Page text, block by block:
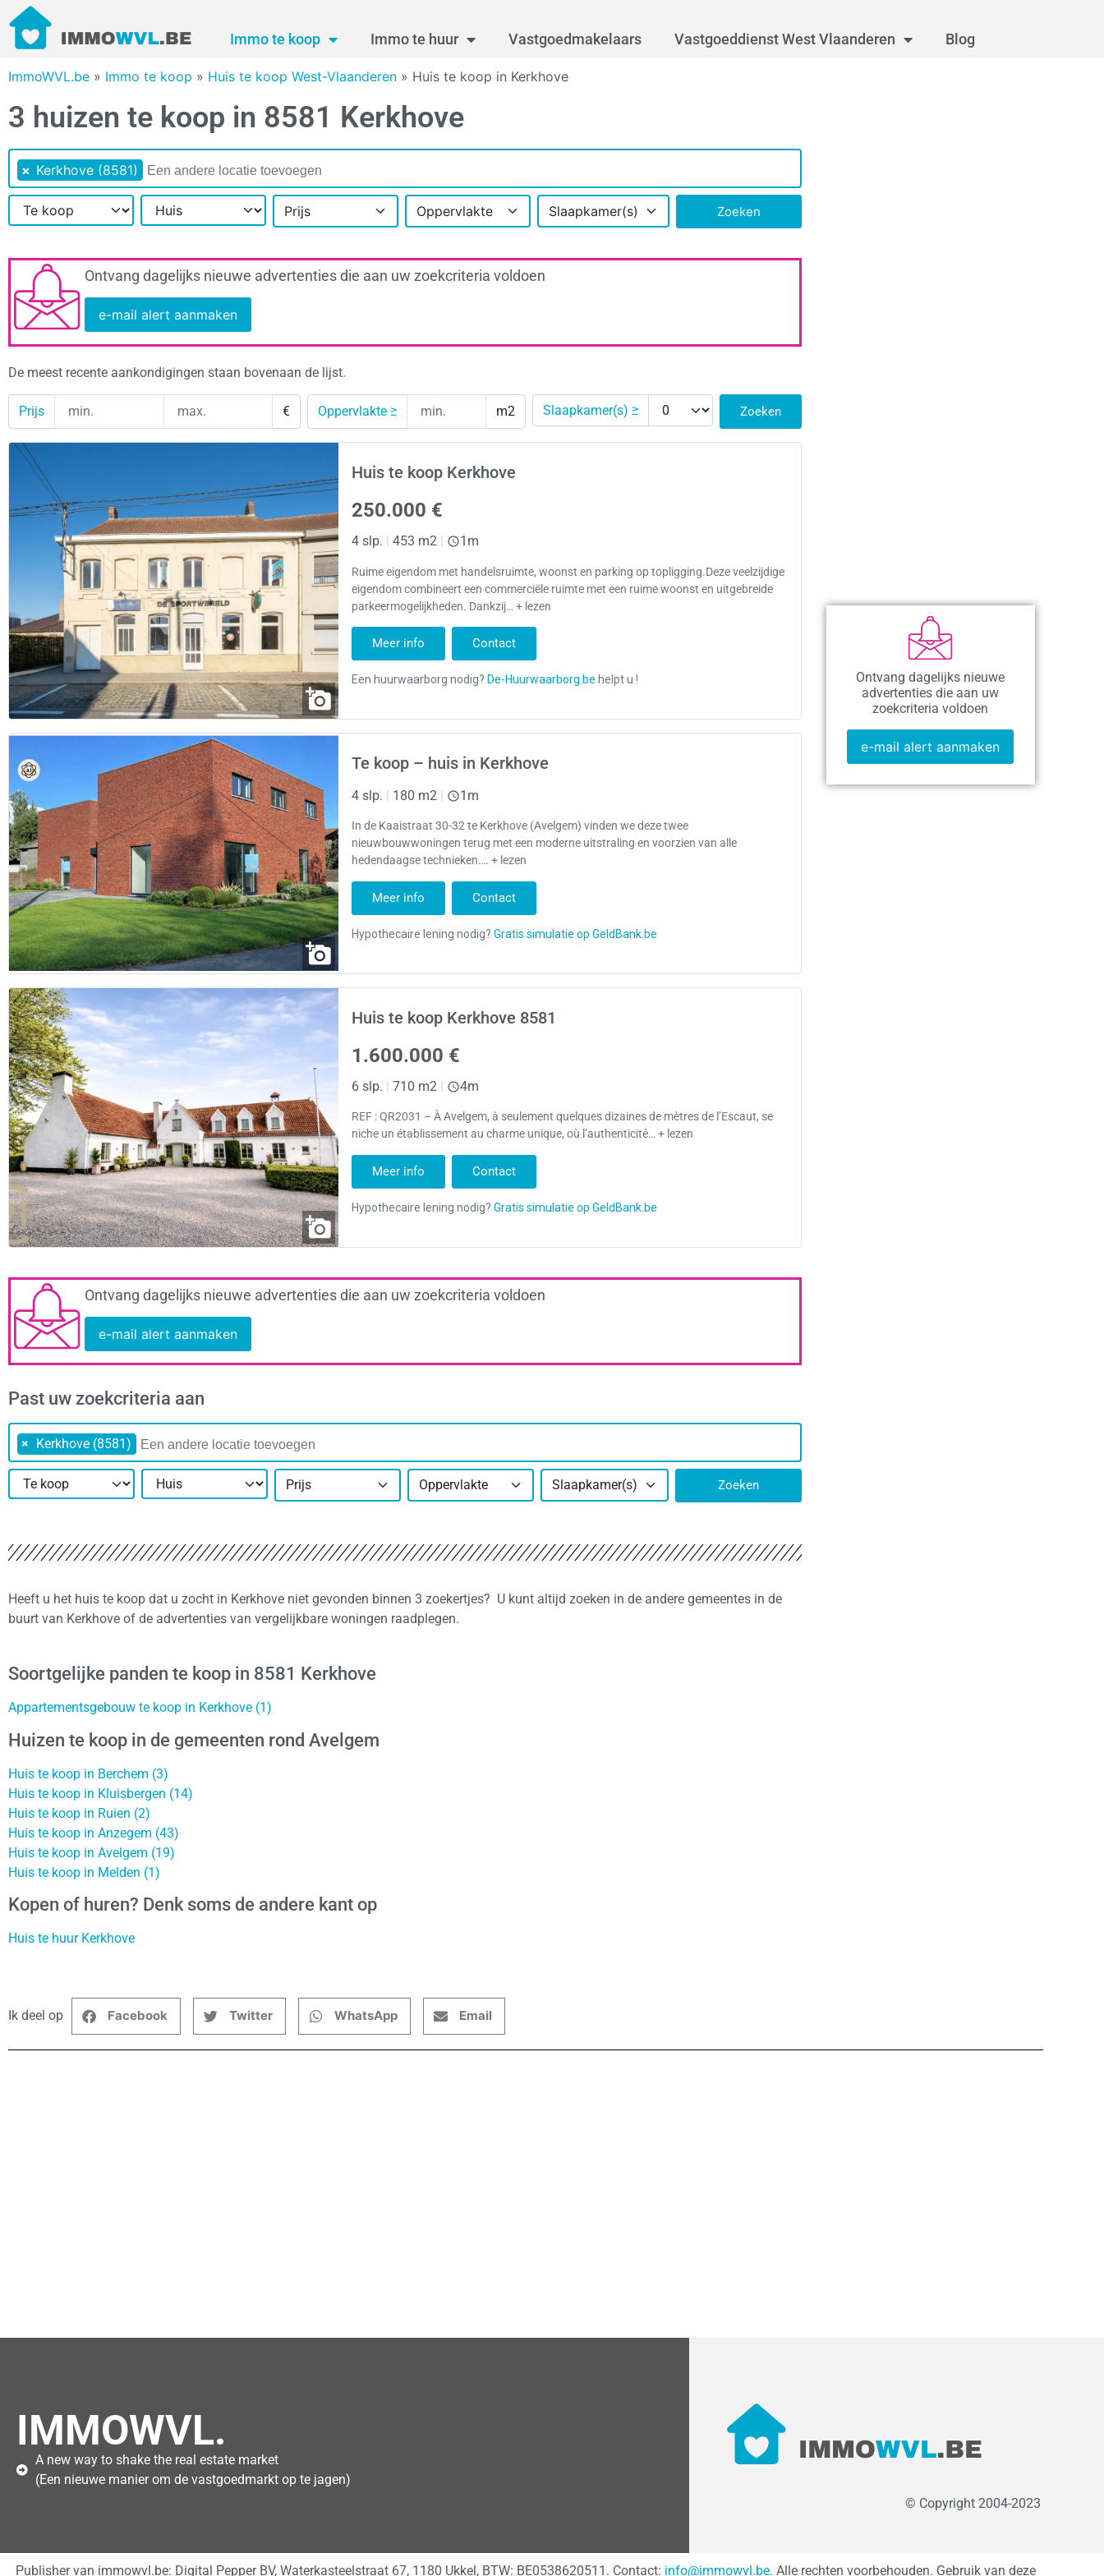
Immo te koop Immo te huur Vastgoedmakelaars Vastgoeddienst West Vlaanderen Blog
ImmoWVL.be » Immo te koop » Huis te koop West-Vlaanderen » Huis te koop in Kerkhove
3 huizen te koop in 8581 Kerkhove
× Kerkhove (8581)
Prijs Oppervlakte Slaapkamer(s) Zoeken
Ontvang dagelijks nieuwe advertenties die aan uw zoekcriteria voldoen
e-mail alert aanmaken
De meest recente aankondigingen staan bovenaan de lijst.
Prijs € Oppervlakte ≥ m2 Slaapkamer(s) ≥ Zoeken
Huis te koop Kerkhove
250.000 €
4 slp. 453 m2 1m
Ruime eigendom met handelsruimte, woonst en parking op topligging.Deze veelzijdige
eigendom combineert een commerciële ruimte met een ruime woonst en uitgebreide
parkeermogelijkheden. Dankzij… + lezen
Meer info Contact
Te koop – huis in Kerkhove
4 slp. | 180 m2 | 1m
In de Kaaistraat 30-32 te Kerkhove (Avelgem) vinden we deze twee
nieuwbouwwoningen terug met een moderne uitstraling en voorzien van alle
hedendaagse technieken…. + lezen
Meer info Contact
Huis te koop Kerkhove 8581
1.600.000 €
6 slp. | 710 m2 | 4m
REF : QR2031 – À Avelgem, à seulement quelques dizaines de mètres de l’Escaut, se
niche un établissement au charme unique, où l’authenticité… + lezen
Meer info Contact
Ontvang dagelijks nieuwe advertenties die aan uw zoekcriteria voldoen
e-mail alert aanmaken
Past uw zoekcriteria aan
× Kerkhove (8581)
Prijs Oppervlakte Slaapkamer(s) Zoeken
Heeft u het huis te koop dat u zocht in Kerkhove niet gevonden binnen 3 zoekertjes? U kunt altijd zoeken in de andere gemeentes in de
buurt van Kerkhove of de advertenties van vergelijkbare woningen raadplegen.
Soortgelijke panden te koop in 8581 Kerkhove
Appartementsgebouw te koop in Kerkhove (1)
Huizen te koop in de gemeenten rond Avelgem
Huis te koop in Berchem (3)
Huis te koop in Kluisbergen (14)
Huis te koop in Ruien (2)
Huis te koop in Anzegem (43)
Huis te koop in Avelgem (19)
Huis te koop in Melden (1)
Kopen of huren? Denk soms de andere kant op
Huis te huur Kerkhove
Ontvang dagelijks nieuwe
advertenties die aan uw
zoekcriteria voldoen
e-mail alert aanmaken
Ik deel op Facebook Twitter WhatsApp Email
IMMOWVL.
A new way to shake the real estate market
(Een nieuwe manier om de vastgoedmarkt op te jagen)
© Copyright 2004-2023
Publisher van immowvl.be: Digital Pepper BV, Waterkasteelstraat 67, 1180 Ukkel, BTW: BE0538620511. Contact: info@immowvl.be. Alle rechten voorbehouden. Gebruik van deze